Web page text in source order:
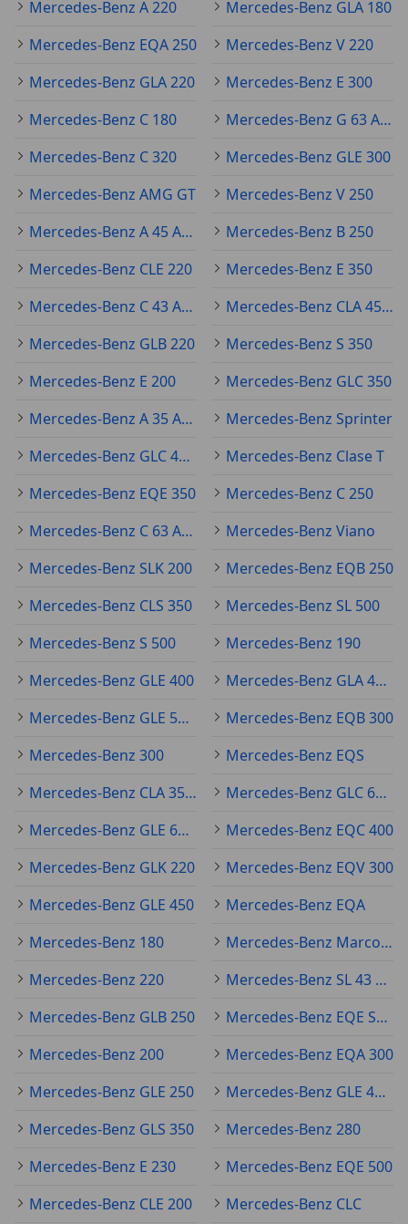
Mercedes-Benz A 220
Mercedes-Benz GLA 180
Mercedes-Benz EQA 250
Mercedes-Benz V 220
Mercedes-Benz GLA 220
Mercedes-Benz E 300
Mercedes-Benz C 180
Mercedes-Benz G 63 AMG
Mercedes-Benz C 320
Mercedes-Benz GLE 300
Mercedes-Benz AMG GT
Mercedes-Benz V 250
Mercedes-Benz A 45 AMG
Mercedes-Benz B 250
Mercedes-Benz CLE 220
Mercedes-Benz E 350
Mercedes-Benz C 43 AMG
Mercedes-Benz CLA 45 AMG
Mercedes-Benz GLB 220
Mercedes-Benz S 350
Mercedes-Benz E 200
Mercedes-Benz GLC 350
Mercedes-Benz A 35 AMG
Mercedes-Benz Sprinter
Mercedes-Benz GLC 43 AMG
Mercedes-Benz Clase T
Mercedes-Benz EQE 350
Mercedes-Benz C 250
Mercedes-Benz C 63 AMG
Mercedes-Benz Viano
Mercedes-Benz SLK 200
Mercedes-Benz EQB 250
Mercedes-Benz CLS 350
Mercedes-Benz SL 500
Mercedes-Benz S 500
Mercedes-Benz 190
Mercedes-Benz GLE 400
Mercedes-Benz GLA 45 AMG
Mercedes-Benz GLE 53 AMG
Mercedes-Benz EQB 300
Mercedes-Benz 300
Mercedes-Benz EQS
Mercedes-Benz CLA 35 AMG
Mercedes-Benz GLC 63 AMG
Mercedes-Benz GLE 63 AMG
Mercedes-Benz EQC 400
Mercedes-Benz GLK 220
Mercedes-Benz EQV 300
Mercedes-Benz GLE 450
Mercedes-Benz EQA
Mercedes-Benz 180
Mercedes-Benz Marco Polo
Mercedes-Benz 220
Mercedes-Benz SL 43 AMG
Mercedes-Benz GLB 250
Mercedes-Benz EQE SUV
Mercedes-Benz 200
Mercedes-Benz EQA 300
Mercedes-Benz GLE 250
Mercedes-Benz GLE 43 AMG
Mercedes-Benz GLS 350
Mercedes-Benz 280
Mercedes-Benz E 230
Mercedes-Benz EQE 500
Mercedes-Benz CLE 200
Mercedes-Benz CLC